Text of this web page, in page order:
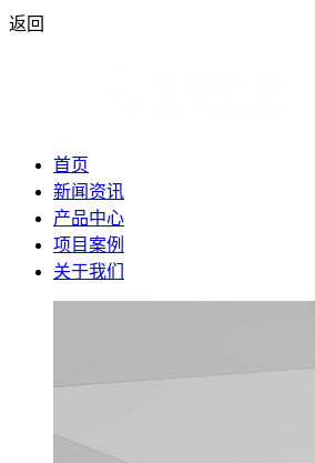
返回
首页
新闻资讯
产品中心
项目案例
关于我们